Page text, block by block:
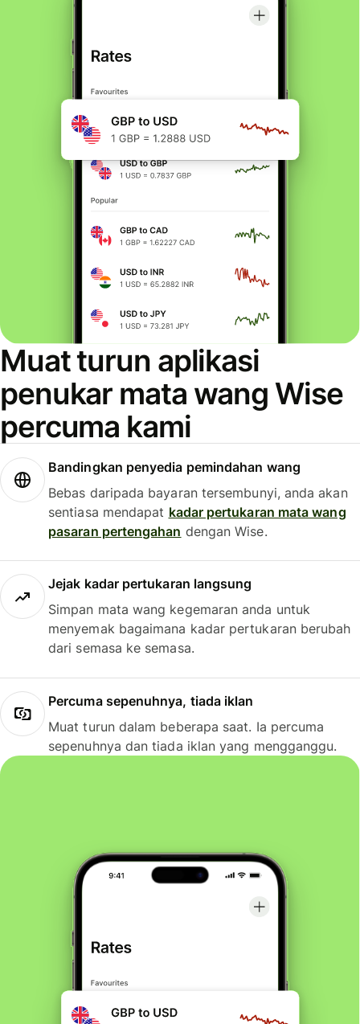
Muat turun aplikasi
penukar mata wang Wise
percuma kami
Bandingkan penyedia pemindahan wang
Bebas daripada bayaran tersembunyi, anda akan
sentiasa mendapat kadar pertukaran mata wang
pasaran pertengahan dengan Wise.
Jejak kadar pertukaran langsung
Simpan mata wang kegemaran anda untuk
menyemak bagaimana kadar pertukaran berubah
dari semasa ke semasa.
Percuma sepenuhnya, tiada iklan
Muat turun dalam beberapa saat. Ia percuma
sepenuhnya dan tiada iklan yang mengganggu.